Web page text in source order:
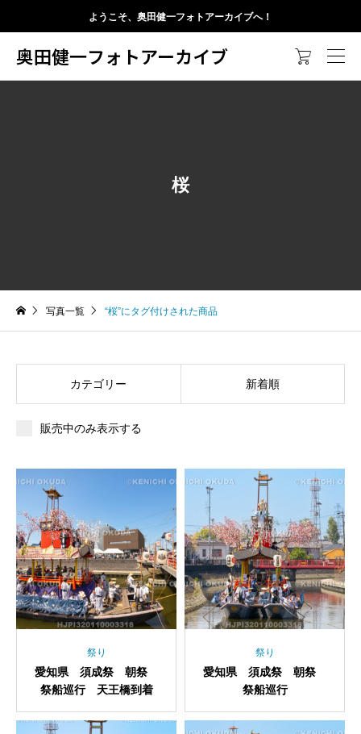
ようこそ、奥田健一フォトアーカイブへ！
奥田健一フォトアーカイブ 
桜
写真一覧 “桜”にタグ付けされた商品
カテゴリー 新着順
販売中のみ表示する
祭り
愛知県 須成祭 朝祭
祭船巡行 天王橋到着
祭り
愛知県 須成祭 朝祭
祭船巡行